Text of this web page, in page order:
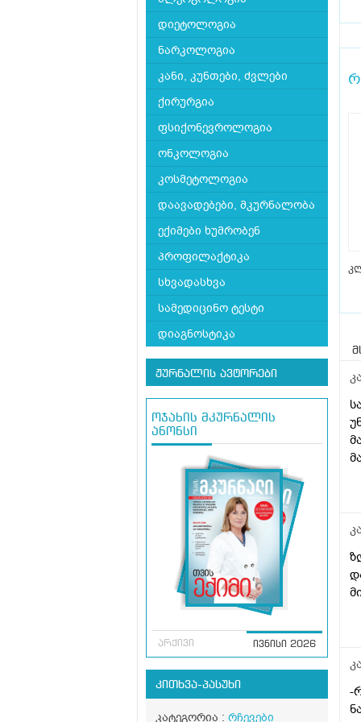
დიეტოლოგია
ნარკოლოგია
კანი, კუნთები, ძვლები
ქირურგია
ფსიქონევროლოგია
ონკოლოგია
კოსმეტოლოგია
დაავადებები, მკურნალობა
ექიმები ხუმრობენ
პროფილაქტიკა
სხვადასხვა
სამედიცინო ტესტი
დიაგნოსტიკა
ჟურნალის ავტორები
ოჯახის მკურნალის
ანონსი
არქივი ივნისი 2026
კითხვა-პასუხი
კატეგორია : რჩევები
-